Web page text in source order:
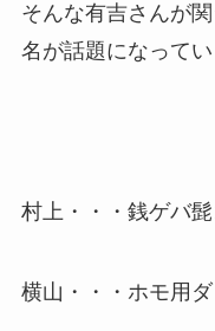
そんな有吉さんが
名が話題になってい
村上・・・銭ゲバ
横山・・・ホモ用